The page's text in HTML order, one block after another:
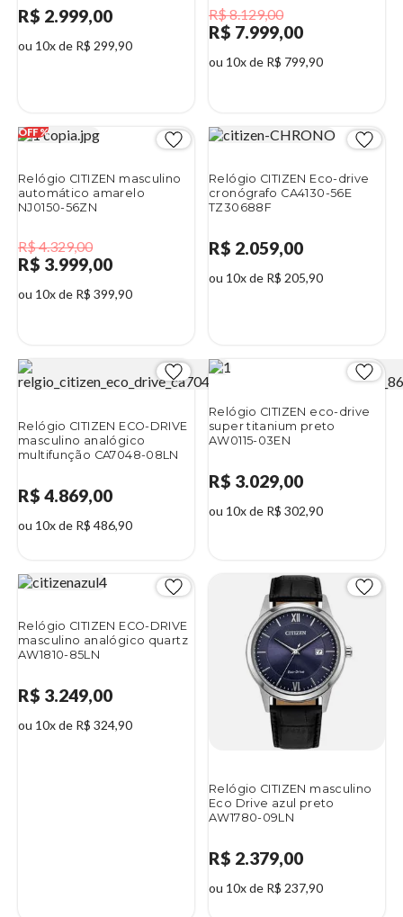
R$ 2.999,00
ou 10x de R$ 299,90
R$ 8.129,00
R$ 7.999,00
ou 10x de R$ 799,90
Relógio CITIZEN masculino
automático amarelo
NJ0150-56ZN
R$ 4.329,00
R$ 3.999,00
ou 10x de R$ 399,90
Relógio CITIZEN Eco-drive
cronógrafo CA4130-56E
TZ30688F
R$ 2.059,00
ou 10x de R$ 205,90
Relógio CITIZEN ECO-DRIVE
masculino analógico
multifunção CA7048-08LN
R$ 4.869,00
ou 10x de R$ 486,90
Relógio CITIZEN eco-drive
super titanium preto
AW0115-03EN
R$ 3.029,00
ou 10x de R$ 302,90
Relógio CITIZEN ECO-DRIVE
masculino analógico quartz
AW1810-85LN
R$ 3.249,00
ou 10x de R$ 324,90
Relógio CITIZEN masculino
Eco Drive azul preto
AW1780-09LN
R$ 2.379,00
ou 10x de R$ 237,90